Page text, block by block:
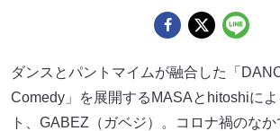
ダンスとパントマイムが融合した「
Comedy」を展開するMASAとhitoshiに
ト、GABEZ（ガベジ）。コロナ禍のな